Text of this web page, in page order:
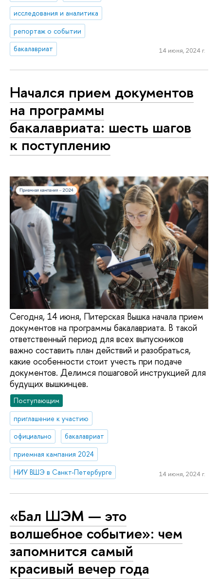
исследования и аналитика
репортаж о событии
бакалавриат
14 июня, 2024 г.
Начался прием документов
на программы
бакалавриата: шесть шагов
к поступлению
Сегодня, 14 июня, Питерская Вышка начала прием
документов на программы бакалавриата. В такой
ответственный период для всех выпускников
важно составить план действий и разобраться,
какие особенности стоит учесть при подаче
документов. Делимся пошаговой инструкцией для
будущих вышкинцев.
Поступающим
приглашение к участию
официально
бакалавриат
приемная кампания 2024
НИУ ВШЭ в Санкт-Петербурге
14 июня, 2024 г.
«Бал ШЭМ — это
волшебное событие»: чем
запомнится самый
красивый вечер года